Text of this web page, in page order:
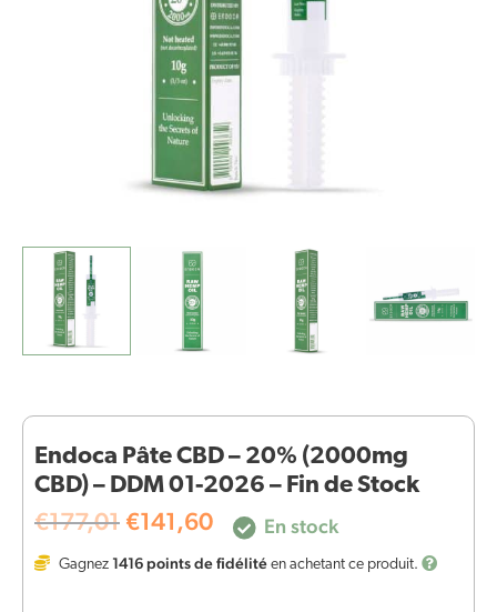
Endoca Pâte CBD – 20% (2000mg
CBD) – DDM 01-2026 – Fin de Stock
€177,01 €141,60 En stock
Gagnez 1416points de fidélité en achetant ce produit.
Stock